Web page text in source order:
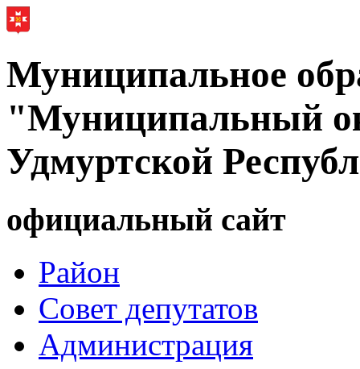
Муниципальное
"Муниципальный
Удмуртской
официальный сайт
Район
Совет депутатов
Администрация